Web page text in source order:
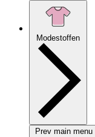
Modestoffen
Prev main menu